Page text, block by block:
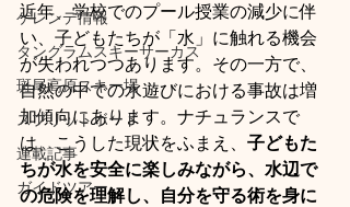
ゲレンデ情報
タングラムスキーサーカス
斑尾高原スキー場
スプリットボード
連載記事
ガイドツアー
近年、学校でのプール授業の減少に伴
い、子どもたちが「水」に触れる機会
が失われつつあります。その一方で、
自然の中での水遊びにおける事故は増
加傾向にあります。ナチュランスで
は、こうした現状をふまえ、 子どもた
ちが水を安全に楽しみながら、水辺で
の危険を理解し、自分を守る術を身に